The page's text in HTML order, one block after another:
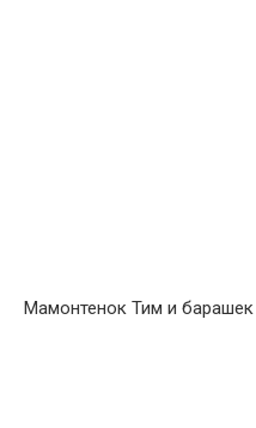
Мамонтенок Тим и